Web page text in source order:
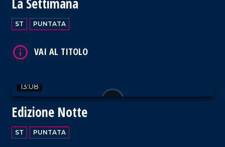
ST PUNTATA
13:08
Edizione Notte
ST PUNTATA